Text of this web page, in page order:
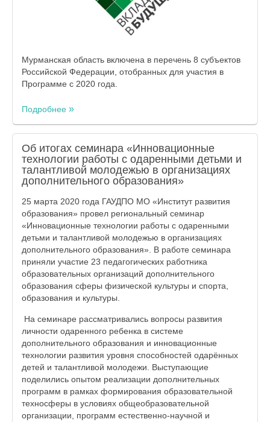
Мурманская область включена в перечень 8 субъектов
Российской Федерации, отобранных для участия в
Программе с 2020 года.
Подробнее
Об итогах семинара «Инновационные
технологии работы с одаренными детьми и
талантливой молодежью в организациях
дополнительного образования»
25 марта 2020 года ГАУДПО МО «Институт развития
образования» провел региональный семинар
«Инновационные технологии работы с одаренными
детьми и талантливой молодежью в организациях
дополнительного образования». В работе семинара
приняли участие 23 педагогических работника
образовательных организаций дополнительного
образования сферы физической культуры и спорта,
образования и культуры.
На семинаре рассматривались вопросы развития
личности одаренного ребенка в системе
дополнительного образования и инновационные
технологии развития уровня способностей одарённых
детей и талантливой молодежи. Выступающие
поделились опытом реализации дополнительных
программ в рамках формирования образовательной
техносферы в условиях общеобразовательной
организации, программ естественно-научной и